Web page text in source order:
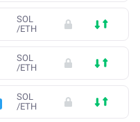
SOL
/ETH
SOL
/ETH
SOL
/ETH